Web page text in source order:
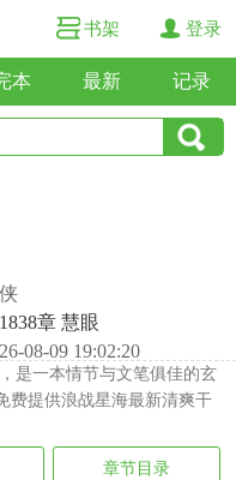
书架 登录
本 最新 记录
章 慧眼
08-09 19:02:20
是一本情节与文笔俱佳的玄
费提供浪战星海最新清爽干
章节目录